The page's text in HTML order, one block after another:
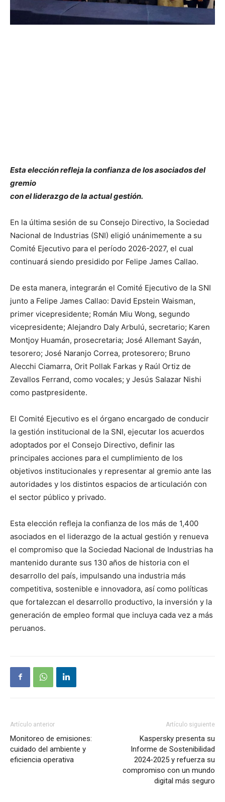
Esta elección refleja la confianza de los asociados del
gremio
con el liderazgo de la actual gestión.
En la última sesión de su Consejo Directivo, la Sociedad
Nacional de Industrias (SNI) eligió unánimemente a su
Comité Ejecutivo para el período 2026-2027, el cual
continuará siendo presidido por Felipe James Callao.
De esta manera, integrarán el Comité Ejecutivo de la SNI
junto a Felipe James Callao: David Epstein Waisman,
primer vicepresidente; Román Miu Wong, segundo
vicepresidente; Alejandro Daly Arbulú, secretario; Karen
Montjoy Huamán, prosecretaria; José Allemant Sayán,
tesorero; José Naranjo Correa, protesorero; Bruno
Alecchi Ciamarra, Orit Pollak Farkas y Raúl Ortiz de
Zevallos Ferrand, como vocales; y Jesús Salazar Nishi
como pastpresidente.
El Comité Ejecutivo es el órgano encargado de conducir
la gestión institucional de la SNI, ejecutar los acuerdos
adoptados por el Consejo Directivo, definir las
principales acciones para el cumplimiento de los
objetivos institucionales y representar al gremio ante las
autoridades y los distintos espacios de articulación con
el sector público y privado.
Esta elección refleja la confianza de los más de 1,400
asociados en el liderazgo de la actual gestión y renueva
el compromiso que la Sociedad Nacional de Industrias ha
mantenido durante sus 130 años de historia con el
desarrollo del país, impulsando una industria más
competitiva, sostenible e innovadora, así como políticas
que fortalezcan el desarrollo productivo, la inversión y la
generación de empleo formal que incluya cada vez a más
peruanos.
Artículo anterior
Monitoreo de emisiones:
cuidado del ambiente y
eficiencia operativa
Artículo siguiente
Kaspersky presenta su
Informe de Sostenibilidad
2024-2025 y refuerza su
compromiso con un mundo
digital más seguro